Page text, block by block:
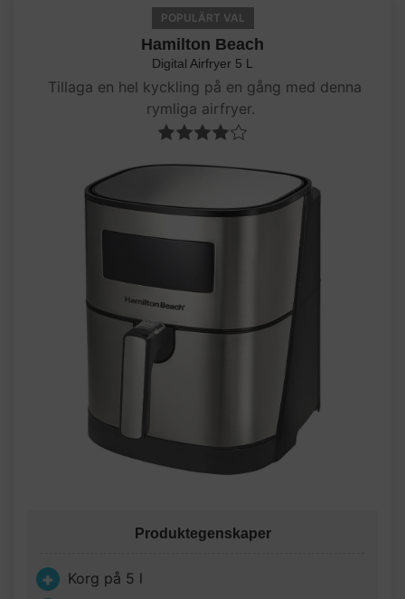
POPULÄRT VAL
Hamilton Beach
Digital Airfryer 5 L
Tillaga en hel kyckling på en gång med denna
rymliga airfryer.
Produktegenskaper
Korg på 5 l